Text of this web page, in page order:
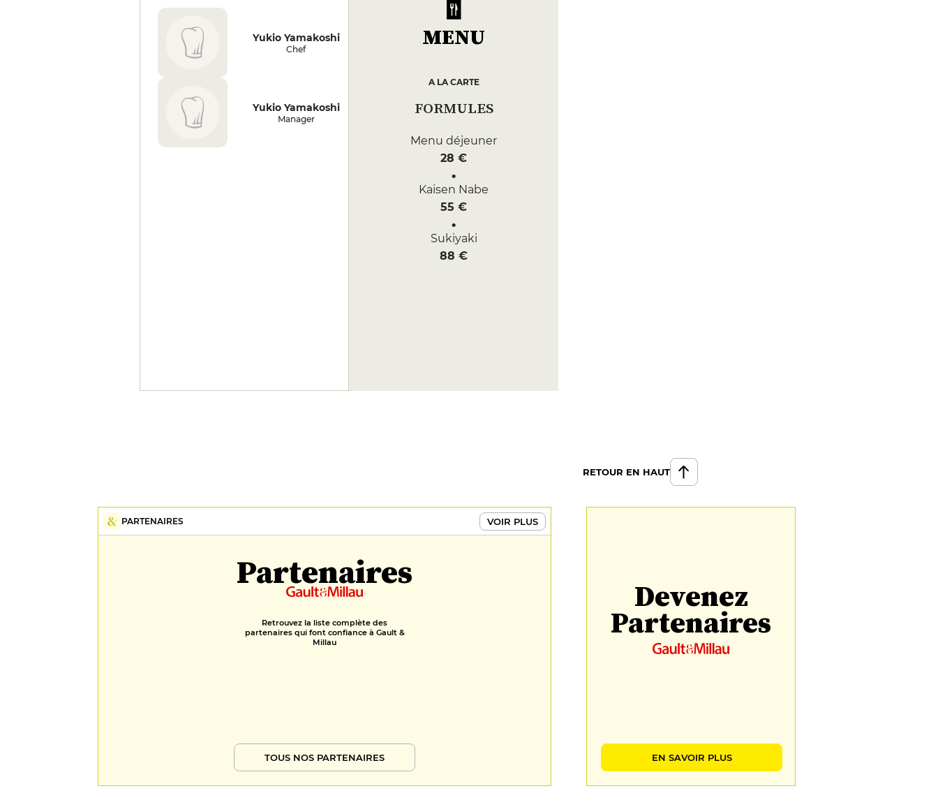
d'affluence. Le service est cadré,
parfois irrégulier, et la relation
privilégiant le bon déroulé du
La carte des vins et des alcools
d'accompagnement et de
valorisation avec quelques belles
Yukio Yamakoshi
Chef
Yukio Yamakoshi
Manager
MENU
A LA CARTE
FORMULES
Menu déjeuner
28 €
Kaisen Nabe
55 €
Sukiyaki
88 €
RETOUR EN HAUT
PARTENAIRES VOIR PLUS
Partenaires
Retrouvez la liste complète des
partenaires qui font confiance à Gault &
Millau
TOUS NOS PARTENAIRES
Devenez
Partenaires
EN SAVOIR PLUS